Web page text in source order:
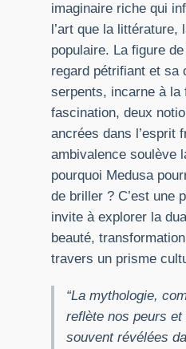
imaginaire riche qui
l’art que la
populaire. La figure
regard pétrifiant et sa
serpents, incarne à la
fascination, deux
ancrées dans l’esprit
ambivalence soulève
pourquoi Medusa
de briller ? C’est une
invite à explorer la
beauté,
travers un prisme
“La mythologie,
reflète nos peurs
souvent révélées